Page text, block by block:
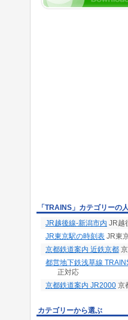
「TRAINS」カテゴリーの
JR越後線-新潟市内 JR越
JR東京駅の時刻表 JR東
京都鉄道案内 近鉄京都
都営地下鉄浅草線
正対応
京都鉄道案内 JR2000 京
カテゴリーから選ぶ